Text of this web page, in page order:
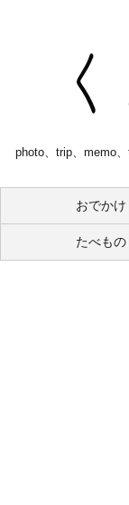
photo、trip、memo
おでかけ
たべもの